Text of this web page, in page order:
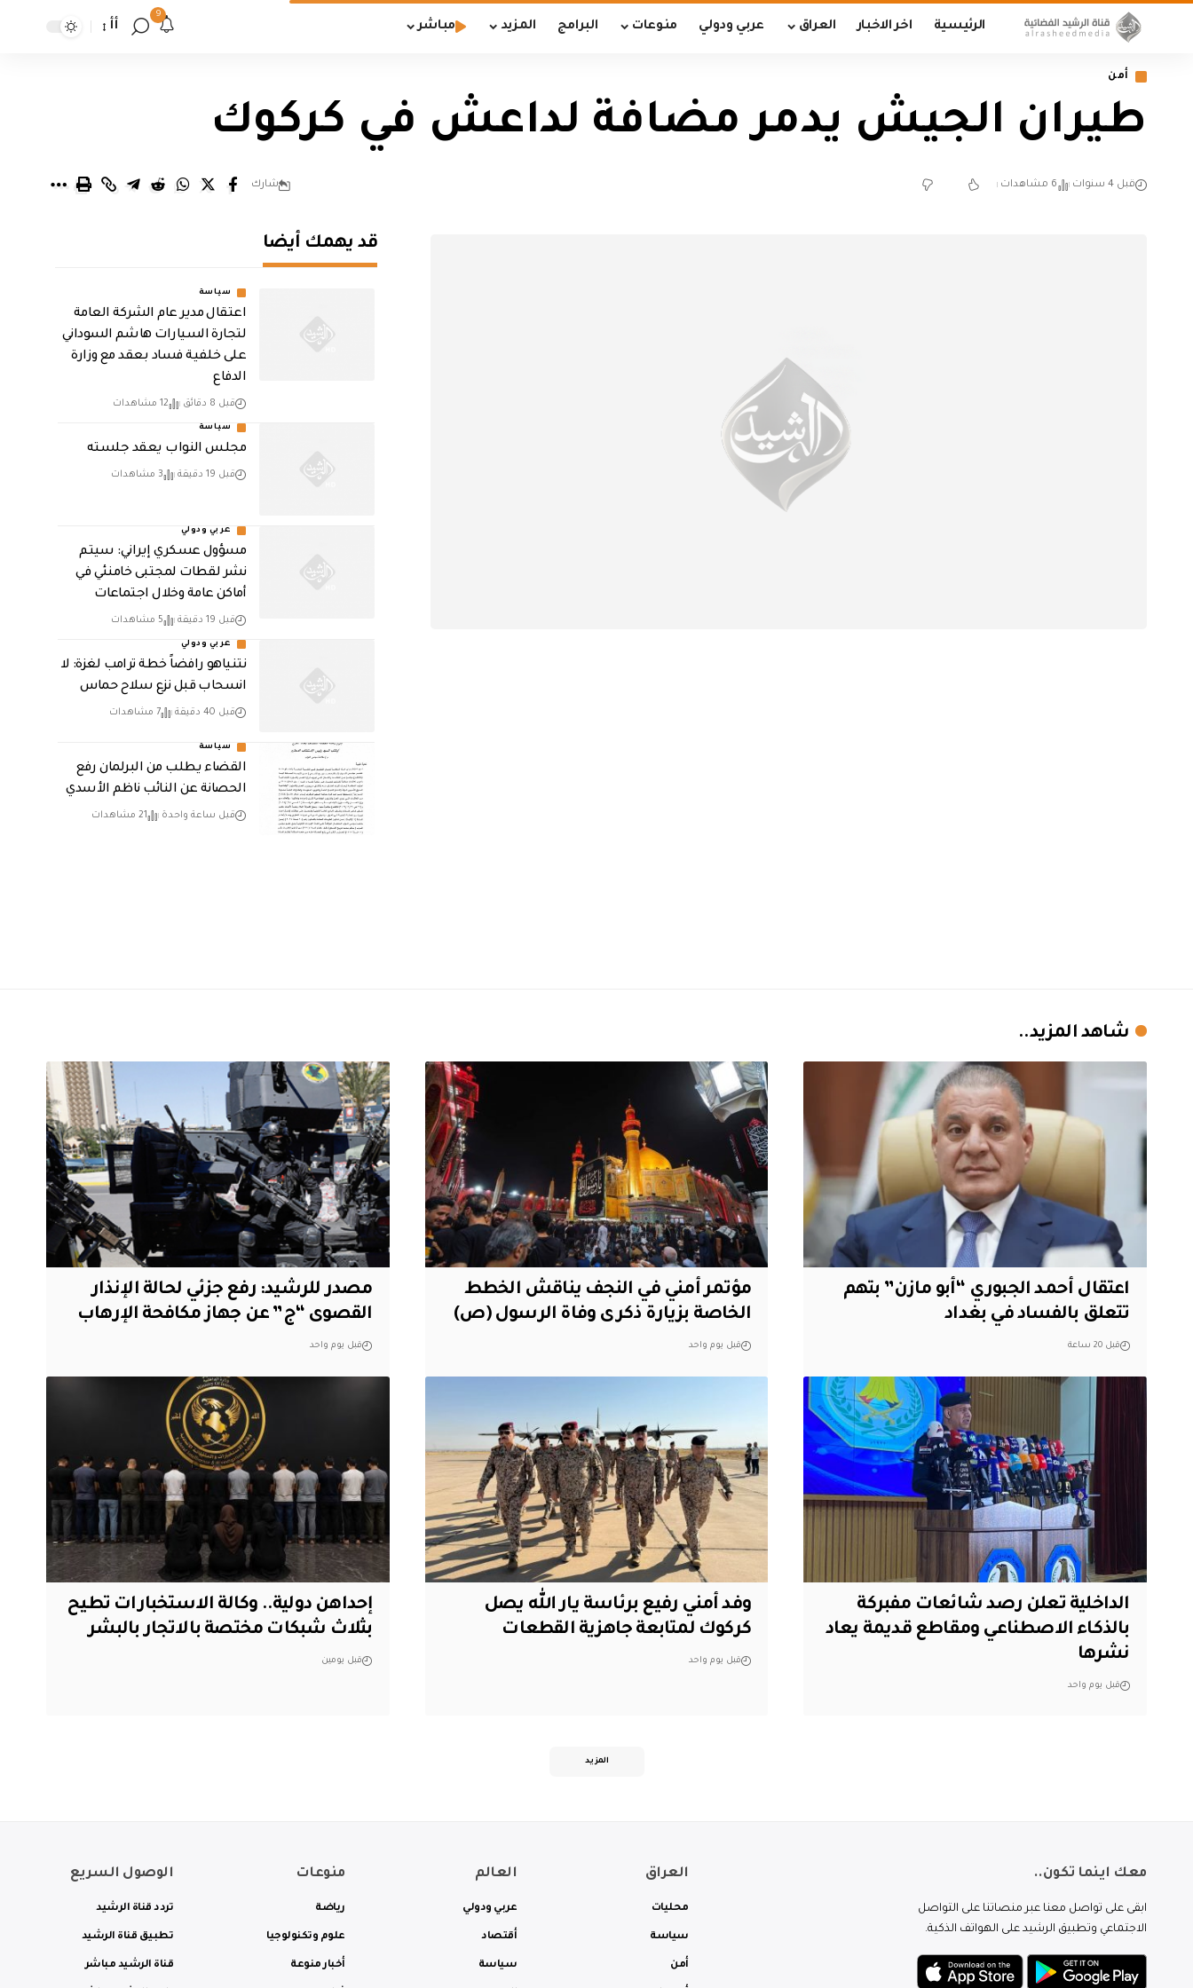
الرئيسية اخر الاخبار العراق عربي ودولي منوعات البرامج المزيد مباشر
9
أأ
أمن
طيران الجيش يدمر مضافة لداعش في كركوك
قبل 4 سنوات 6 مشاهدات شارك
قد يهمك أيضا
سياسة
اعتقال مدير عام الشركة العامة
لتجارة السيارات هاشم السوداني
على خلفية فساد بعقد مع وزارة
الدفاع
قبل 8 دقائق 12 مشاهدات
سياسة
مجلس النواب يعقد جلسته
قبل 19 دقيقة 3 مشاهدات
عربي ودولي
مسؤول عسكري إيراني: سيتم
نشر لقطات لمجتبى خامنئي في
أماكن عامة وخلال اجتماعات
قبل 19 دقيقة 5 مشاهدات
عربي ودولي
نتنياهو رافضاً خطة ترامب لغزة: لا
انسحاب قبل نزع سلاح حماس
قبل 40 دقيقة 7 مشاهدات
سياسة
القضاء يطلب من البرلمان رفع
الحصانة عن النائب ناظم الأسدي
قبل ساعة واحدة 21 مشاهدات
شاهد المزيد..
اعتقال أحمد الجبوري “أبو مازن” بتهم
تتعلق بالفساد في بغداد
قبل 20 ساعة
مؤتمر أمني في النجف يناقش الخطط
الخاصة بزيارة ذكرى وفاة الرسول (ص)
قبل يوم واحد
مصدر للرشيد: رفع جزئي لحالة الإنذار
القصوى “ج” عن جهاز مكافحة الإرهاب
قبل يوم واحد
الداخلية تعلن رصد شائعات مفبركة
بالذكاء الاصطناعي ومقاطع قديمة يعاد
نشرها
قبل يوم واحد
وفد أمني رفيع برئاسة يار الله يصل
كركوك لمتابعة جاهزية القطعات
قبل يوم واحد
إحداهن دولية.. وكالة الاستخبارات تطيح
بثلاث شبكات مختصة بالاتجار بالبشر
قبل يومين
المزيد
معك اينما تكون..
ابقى على تواصل معنا عبر منصاتنا على التواصل
الاجتماعي وتطبيق الرشيد على الهواتف الذكية.
العراق
محليات
سياسة
أمن
العالم
عربي ودولي
أقتصاد
سياسة
منوعات
رياضة
علوم وتكنولوجيا
أخبار منوعة
الوصول السريع
تردد قناة الرشيد
تطبيق قناة الرشيد
قناة الرشيد مباشر